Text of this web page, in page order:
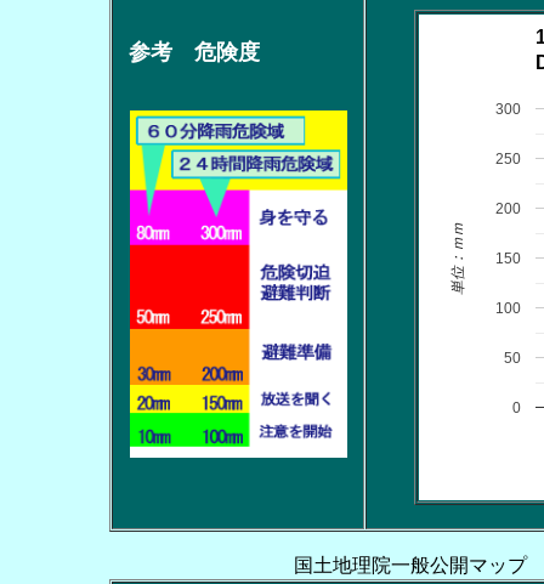
参考 危険度
0
50
100
150
200
250
300
単位：ｍｍ
国土地理院一般公開マップ